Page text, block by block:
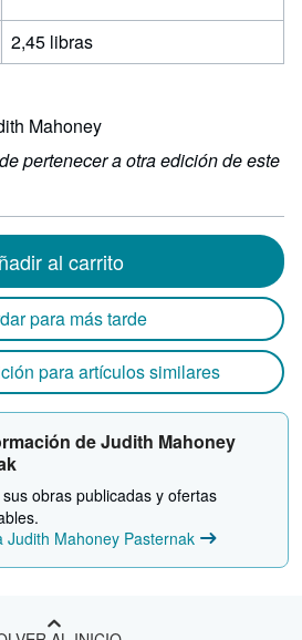
2,45 libras
Mahoney
pertenecer a otra edición de este
al carrito
para más tarde
para artículos similares
de Judith Mahoney
obras publicadas y ofertas
Judith Mahoney Pasternak